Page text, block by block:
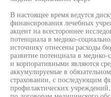
В настоящее время ведутся
финансирования лечебных
акцент на всестороннее
потенциала в медико-
источнику отнесены расходы
развитие потенциала в
и корпоративными являются
аккумулируемые в
страховании, с последующим
профилактических